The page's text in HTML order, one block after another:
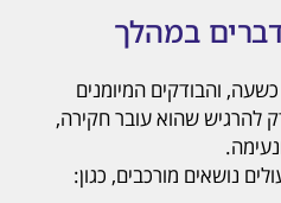
במהלך
והבודקים המיומנים
להרגיש שהוא עובר חקירה,
נושאים מורכבים, כגון: